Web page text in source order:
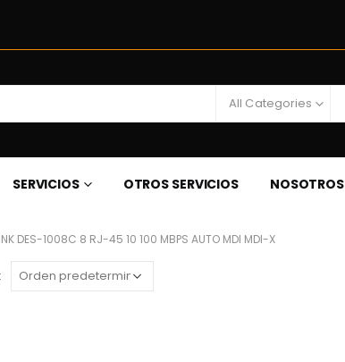
All Categories
SERVICIOS OTROS SERVICIOS NOSOTROS
DES-1008C 8 RJ-45 10 100 MBPS AUTO MDI MDI-X